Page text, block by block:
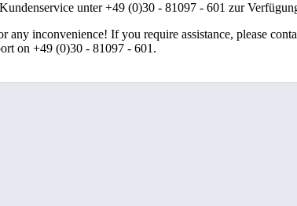
unter +49 (0)30 - 81097 - 601 zur
any inconvenience! If you require assistance, please
on +49 (0)30 - 81097 - 601.